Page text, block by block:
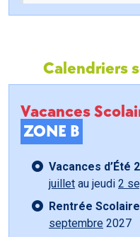
Calendriers
Vacances
ZONE B
Vacances d’Été
juillet au jeudi 2
Rentrée
septembre 2027